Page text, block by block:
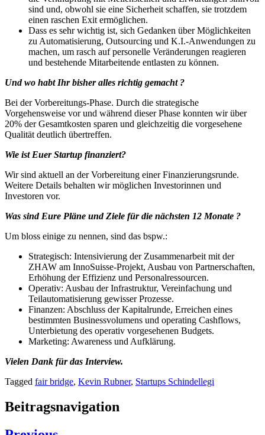
sind und, obwohl sie eine Sicherheit schaffen, sie trotzdem
einen raschen Exit ermöglichen.
Dass es sehr wichtig ist, sich Gedanken über Möglichkeiten
zu Automatisierung, Outsourcing und K.I.-Anwendungen zu
machen, um rasch auf personelle Veränderungen reagieren
und bestehende Mitarbeitende entlasten zu können.
Und wo habt Ihr bisher alles richtig gemacht ?
Bei der Vorbereitungs-Phase. Durch die strategische
Vorgehensweise vor und während dieser Phase konnten wir über
20% der Gesamtkosten sparen und gleichzeitig die vorgesehene
Qualität deutlich übertreffen.
Wie ist Euer Startup finanziert?
Wir sind aktuell an der Vorbereitung einer Finanzierungsrunde.
Weitere Details behalten wir möglichen Investorinnen und
Investoren vor.
Was sind Eure Pläne und Ziele für die nächsten 12 Monate ?
Um bloss einige zu nennen, sind das bspw.:
Strategisch: Intensivierung der Zusammenarbeit mit der
ZHAW am InnoSuisse-Projekt, Ausbau von Partnerschaften,
Erhöhung der Effizienz und Personalressourcen.
Operativ: Ausbau der Infrastruktur, Vereinfachung und
Teilautomatisierung gewisser Prozesse.
Finanzen: Abschluss der Kapitalrunde, Erreichen eines
bestimmten Businessvolumens und operating Cashflows,
Unterbietung des operativ vorgesehenen Budgets.
Marketing: Awareness und Aufklärung.
Vielen Dank für das Interview.
Tagged fair bridge, Kevin Rubner, Startups Schindellegi
Beitragsnavigation